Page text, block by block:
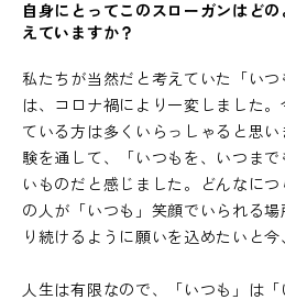
自身にとってこのスローガンはど
えていますか？
私たちが当然だと考えていた「い
は、コロナ禍により一変しました
ている方は多くいらっしゃると思
験を通して、「いつもを、いつま
いものだと感じました。どんなに
の人が「いつも」笑顔でいられる
り続けるように願いを込めたいと今
人生は有限なので、「いつも」は